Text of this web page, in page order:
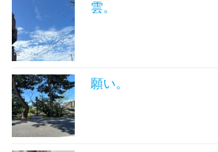
雲。
願い。